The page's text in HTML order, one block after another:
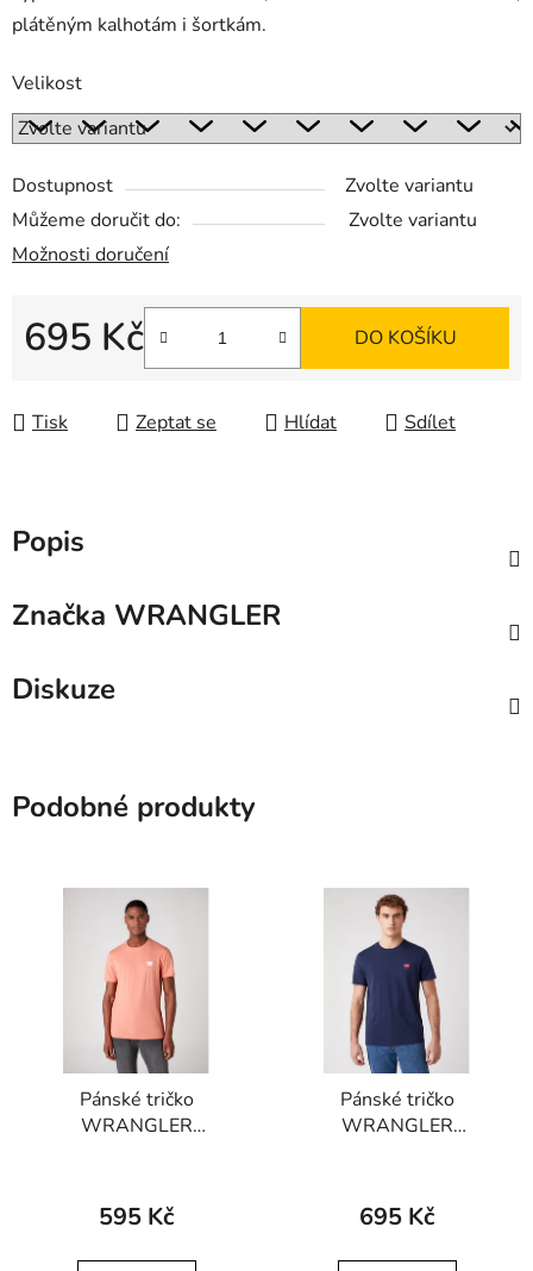
plátěným kalhotám i šortkám.
Velikost
Dostupnost
Zvolte variantu
Můžeme doručit do:
Zvolte variantu
Možnosti doručení
695 Kč DO KOŠÍKU
Tisk Zeptat se Hlídat Sdílet
Popis
Značka WRANGLER
Diskuze
Podobné produkty
Pánské tričko
WRANGLER
595 Kč
Pánské tričko
WRANGLER
695 Kč